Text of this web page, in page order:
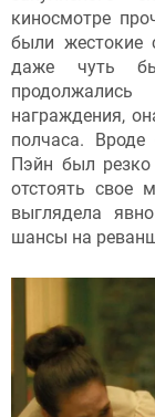
киносмотре
были жестокие
даже чуть
награждения,
полчаса.
Пэйн был
отстоять свое
выглядела
шансы на